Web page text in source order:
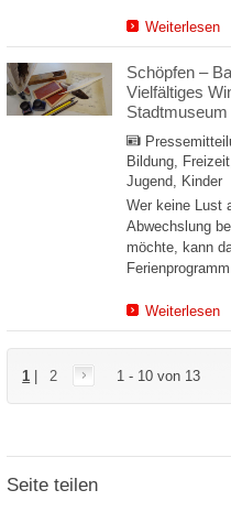
Weiterlesen
Schöpfen –
Vielfältiges
Bildung,
Jugend, Kinder
Wer keine Lust
Abwechslung
möchte, kann
Weiterlesen
1 2 1 - 10 von 13
Seite teilen